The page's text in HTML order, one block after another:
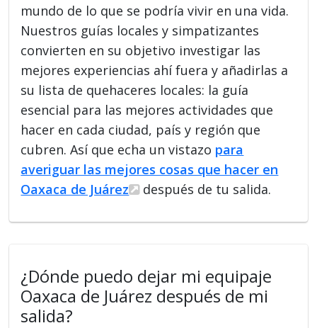
mundo de lo que se podría vivir en una vida.
Nuestros guías locales y simpatizantes
convierten en su objetivo investigar las
mejores experiencias ahí fuera y añadirlas a
su lista de quehaceres locales: la guía
esencial para las mejores actividades que
hacer en cada ciudad, país y región que
cubren. Así que echa un vistazo para
averiguar las mejores cosas que hacer en
Oaxaca de Juárez
después de tu salida.
¿Dónde puedo dejar mi equipaje
Oaxaca de Juárez después de mi
salida?